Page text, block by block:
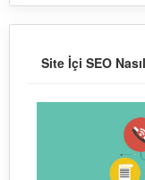
Site İçi SEO